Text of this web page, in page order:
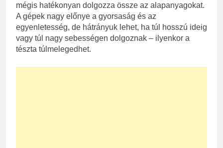
mégis hatékonyan dolgozza össze az alapanyagokat.
A gépek nagy előnye a gyorsaság és az
egyenletesség, de hátrányuk lehet, ha túl hosszú ideig
vagy túl nagy sebességen dolgoznak – ilyenkor a
tészta túlmelegedhet.